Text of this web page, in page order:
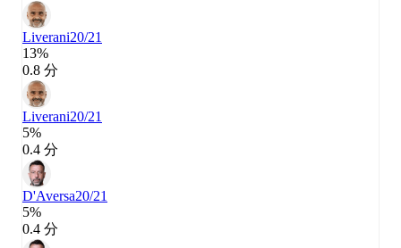
Liverani20/21
13%
0.8 分
Liverani20/21
5%
0.4 分
D'Aversa20/21
5%
0.4 分